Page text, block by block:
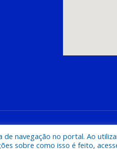
de navegação no portal. Ao
sobre como isso é feito,